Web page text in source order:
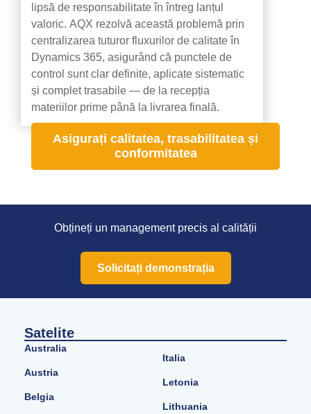
lipsă de responsabilitate în întreg lanțul
valoric. AQX rezolvă această problemă prin
centralizarea tuturor fluxurilor de calitate în
Dynamics 365, asigurând că punctele de
control sunt clar definite, aplicate sistematic
și complet trasabile — de la recepția
materiilor prime până la livrarea finală.
Asigurați calitatea, trasabilitatea și
conformitatea
Obțineți un management precis al calității
Solicitați demonstrația
Satelite
Australia
Austria
Belgia
Italia
Letonia
Lithuania